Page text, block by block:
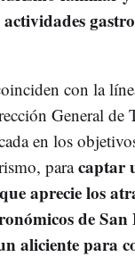
con la
General de
en los
paracaptar
aprecie los
de San
aliciente para